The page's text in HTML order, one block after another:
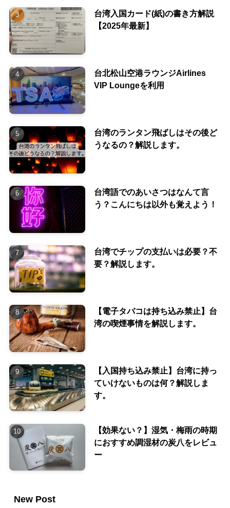
台湾入国カード(紙)の書き方解説
【2025年最新】
台北松山空港ラウンジAirlines
VIP Loungeを利用
台湾のランタン飛ばしはその後ど
うなるの？解説します。
台湾語でのあいさつはなんて言
う？こんにちは以外も覚えよう！
台湾でチップの支払いは必要？不
要？解説します。
【電子タバコは持ち込み禁止】台
湾の喫煙事情を解説します。
【入国持ち込み禁止】台湾に持っ
ていけないものは何？解説しま
す。
【効果ない？】湿気・梅雨の時期
におすすめ調湿材の炭八をレビュ
ー
New Post